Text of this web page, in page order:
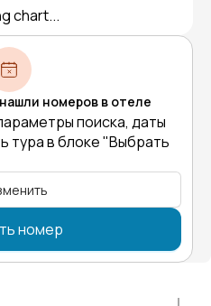
chart...
номеров в отеле
поиска, даты
тура в блоке "Выбрать
номер